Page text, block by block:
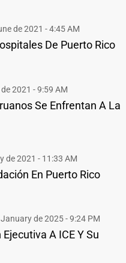
de 2021 - 4:45 AM
De Puerto Rico
2021 - 9:59 AM
Se Enfrentan A La
de 2021 - 11:33 AM
En Puerto Rico
de 2025 - 9:24 PM
A ICE Y Su